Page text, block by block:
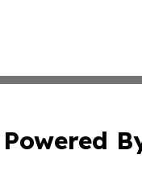
Powered